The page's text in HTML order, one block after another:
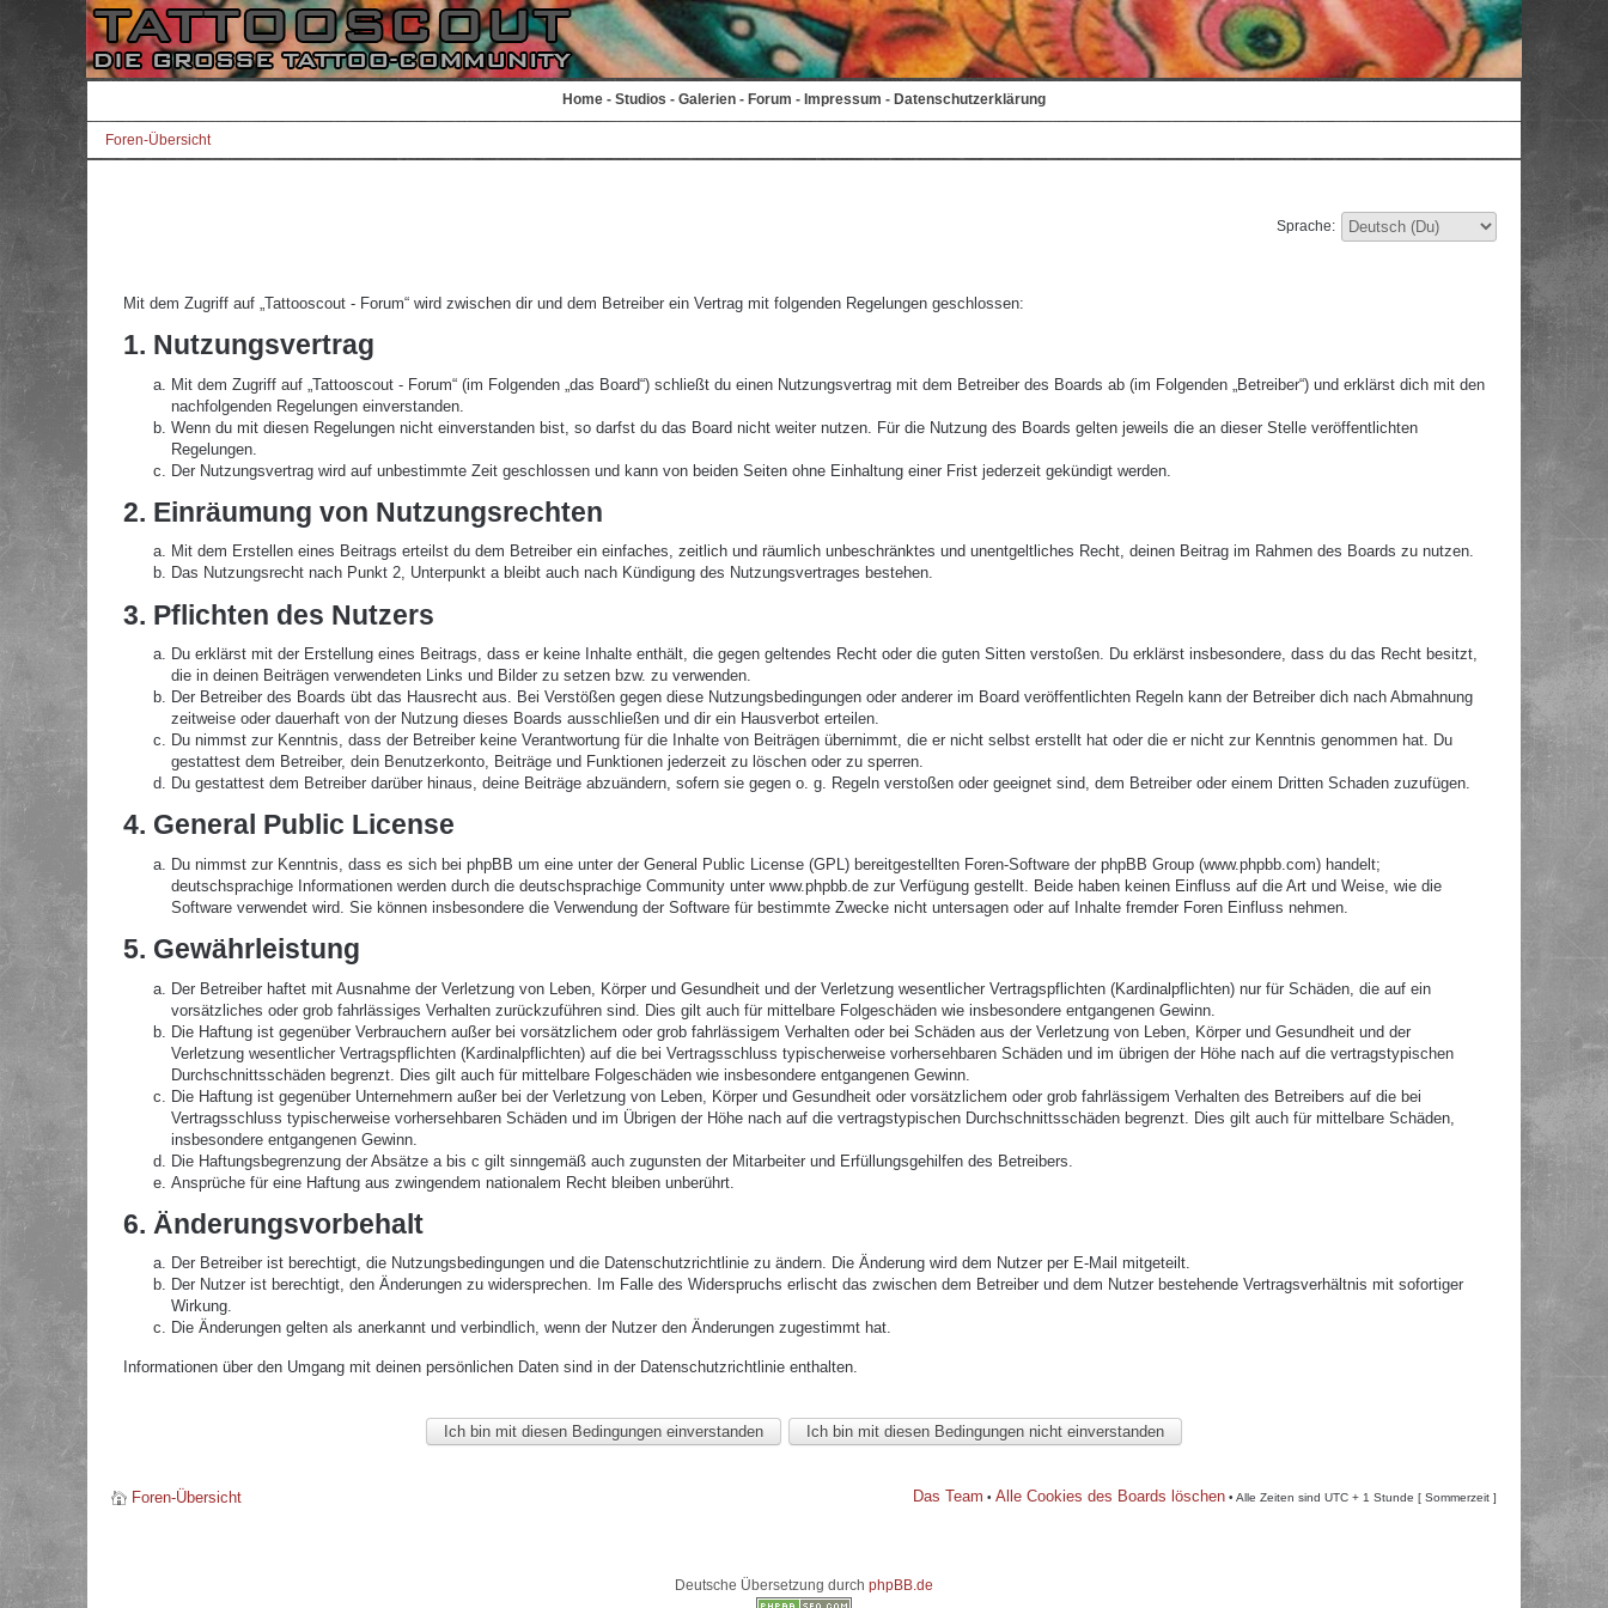
Home - Studios - Galerien - Forum - Impressum - Datenschutzerklärung
Foren-Übersicht
Sprache:
Mit dem Zugriff auf „Tattooscout - Forum“ wird zwischen dir und dem Betreiber ein Vertrag mit folgenden Regelungen geschlossen:
1. Nutzungsvertrag
Mit dem Zugriff auf „Tattooscout - Forum“ (im Folgenden „das Board“) schließt du einen Nutzungsvertrag mit dem Betreiber des Boards ab (im Folgenden „Betreiber“) und erklärst dich mit den
nachfolgenden Regelungen einverstanden.
Wenn du mit diesen Regelungen nicht einverstanden bist, so darfst du das Board nicht weiter nutzen. Für die Nutzung des Boards gelten jeweils die an dieser Stelle veröffentlichten
Regelungen.
Der Nutzungsvertrag wird auf unbestimmte Zeit geschlossen und kann von beiden Seiten ohne Einhaltung einer Frist jederzeit gekündigt werden.
2. Einräumung von Nutzungsrechten
Mit dem Erstellen eines Beitrags erteilst du dem Betreiber ein einfaches, zeitlich und räumlich unbeschränktes und unentgeltliches Recht, deinen Beitrag im Rahmen des Boards zu nutzen.
Das Nutzungsrecht nach Punkt 2, Unterpunkt a bleibt auch nach Kündigung des Nutzungsvertrages bestehen.
3. Pflichten des Nutzers
Du erklärst mit der Erstellung eines Beitrags, dass er keine Inhalte enthält, die gegen geltendes Recht oder die guten Sitten verstoßen. Du erklärst insbesondere, dass du das Recht besitzt,
die in deinen Beiträgen verwendeten Links und Bilder zu setzen bzw. zu verwenden.
Der Betreiber des Boards übt das Hausrecht aus. Bei Verstößen gegen diese Nutzungsbedingungen oder anderer im Board veröffentlichten Regeln kann der Betreiber dich nach Abmahnung
zeitweise oder dauerhaft von der Nutzung dieses Boards ausschließen und dir ein Hausverbot erteilen.
Du nimmst zur Kenntnis, dass der Betreiber keine Verantwortung für die Inhalte von Beiträgen übernimmt, die er nicht selbst erstellt hat oder die er nicht zur Kenntnis genommen hat. Du
gestattest dem Betreiber, dein Benutzerkonto, Beiträge und Funktionen jederzeit zu löschen oder zu sperren.
Du gestattest dem Betreiber darüber hinaus, deine Beiträge abzuändern, sofern sie gegen o. g. Regeln verstoßen oder geeignet sind, dem Betreiber oder einem Dritten Schaden zuzufügen.
4. General Public License
Du nimmst zur Kenntnis, dass es sich bei phpBB um eine unter der General Public License (GPL) bereitgestellten Foren-Software der phpBB Group (www.phpbb.com) handelt;
deutschsprachige Informationen werden durch die deutschsprachige Community unter www.phpbb.de zur Verfügung gestellt. Beide haben keinen Einfluss auf die Art und Weise, wie die
Software verwendet wird. Sie können insbesondere die Verwendung der Software für bestimmte Zwecke nicht untersagen oder auf Inhalte fremder Foren Einfluss nehmen.
5. Gewährleistung
Der Betreiber haftet mit Ausnahme der Verletzung von Leben, Körper und Gesundheit und der Verletzung wesentlicher Vertragspflichten (Kardinalpflichten) nur für Schäden, die auf ein
vorsätzliches oder grob fahrlässiges Verhalten zurückzuführen sind. Dies gilt auch für mittelbare Folgeschäden wie insbesondere entgangenen Gewinn.
Die Haftung ist gegenüber Verbrauchern außer bei vorsätzlichem oder grob fahrlässigem Verhalten oder bei Schäden aus der Verletzung von Leben, Körper und Gesundheit und der
Verletzung wesentlicher Vertragspflichten (Kardinalpflichten) auf die bei Vertragsschluss typischerweise vorhersehbaren Schäden und im übrigen der Höhe nach auf die vertragstypischen
Durchschnittsschäden begrenzt. Dies gilt auch für mittelbare Folgeschäden wie insbesondere entgangenen Gewinn.
Die Haftung ist gegenüber Unternehmern außer bei der Verletzung von Leben, Körper und Gesundheit oder vorsätzlichem oder grob fahrlässigem Verhalten des Betreibers auf die bei
Vertragsschluss typischerweise vorhersehbaren Schäden und im Übrigen der Höhe nach auf die vertragstypischen Durchschnittsschäden begrenzt. Dies gilt auch für mittelbare Schäden,
insbesondere entgangenen Gewinn.
Die Haftungsbegrenzung der Absätze a bis c gilt sinngemäß auch zugunsten der Mitarbeiter und Erfüllungsgehilfen des Betreibers.
Ansprüche für eine Haftung aus zwingendem nationalem Recht bleiben unberührt.
6. Änderungsvorbehalt
Der Betreiber ist berechtigt, die Nutzungsbedingungen und die Datenschutzrichtlinie zu ändern. Die Änderung wird dem Nutzer per E-Mail mitgeteilt.
Der Nutzer ist berechtigt, den Änderungen zu widersprechen. Im Falle des Widerspruchs erlischt das zwischen dem Betreiber und dem Nutzer bestehende Vertragsverhältnis mit sofortiger
Wirkung.
Die Änderungen gelten als anerkannt und verbindlich, wenn der Nutzer den Änderungen zugestimmt hat.
Informationen über den Umgang mit deinen persönlichen Daten sind in der Datenschutzrichtlinie enthalten.
Foren-Übersicht Das Team • Alle Cookies des Boards löschen • Alle Zeiten sind UTC + 1 Stunde [ Sommerzeit ]
Deutsche Übersetzung durch phpBB.de